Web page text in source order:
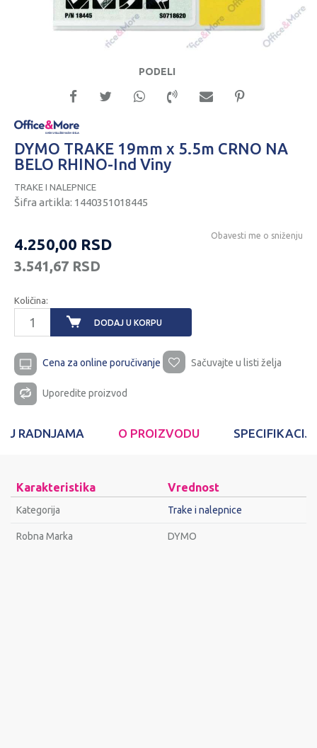
PODELI
DYMO TRAKE 19mm x 5.5m CRNO NA
BELO RHINO-Ind Viny
TRAKE I NALEPNICE
Šifra artikla: 1440351018445
4.250,00 RSD
3.541,67 RSD
Obavesti me o sniženju
Količina:
DODAJ U KORPU
Cena za online poručivanje Sačuvajte u listi želja
Uporedite proizvod
U RADNJAMA O PROIZVODU
Karakteristika Vrednost
Kategorija Trake i nalepnice
Robna Marka DYMO